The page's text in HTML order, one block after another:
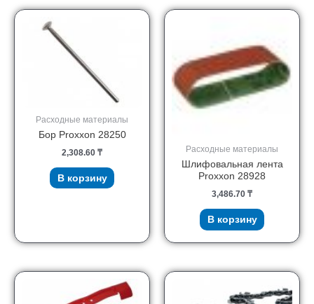
Расходные материалы
Бор Proxxon 28250
2,308.60 ₸
В корзину
Расходные материалы
Шлифовальная лента
Proxxon 28928
3,486.70 ₸
В корзину